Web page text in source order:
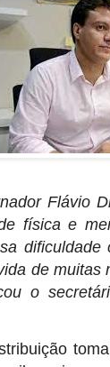
Flávio
física e
de
o